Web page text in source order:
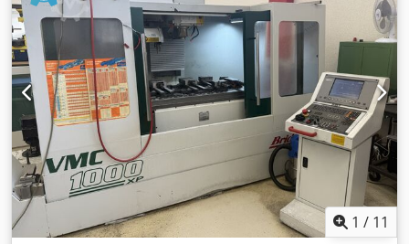
rotasjonshastighet: opptil 5 000 o/min Maks. spindeleffekt:
15 kW Maks. bore-/innvendig gjengeskapingskraft: 3,7 kW
Antall numeriske akser: 22 Stikkslede (aksial): 2 Tverrslidde
(radial + aksial): 5 Langslide: 7 Kappslitte: 1
Motspindelmotor effekt: 1,1 kW Mål (LxBxH): ca. 5 880 x 1
400 x 1 950 mm Vekt: ca. 7 200 kg
1 / 11